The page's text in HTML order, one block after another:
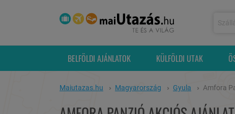
BELFÖLDI AJÁNLATOK KÜLFÖLDI UTAK
Maiutazas.hu Magyarország Gyula Amfora